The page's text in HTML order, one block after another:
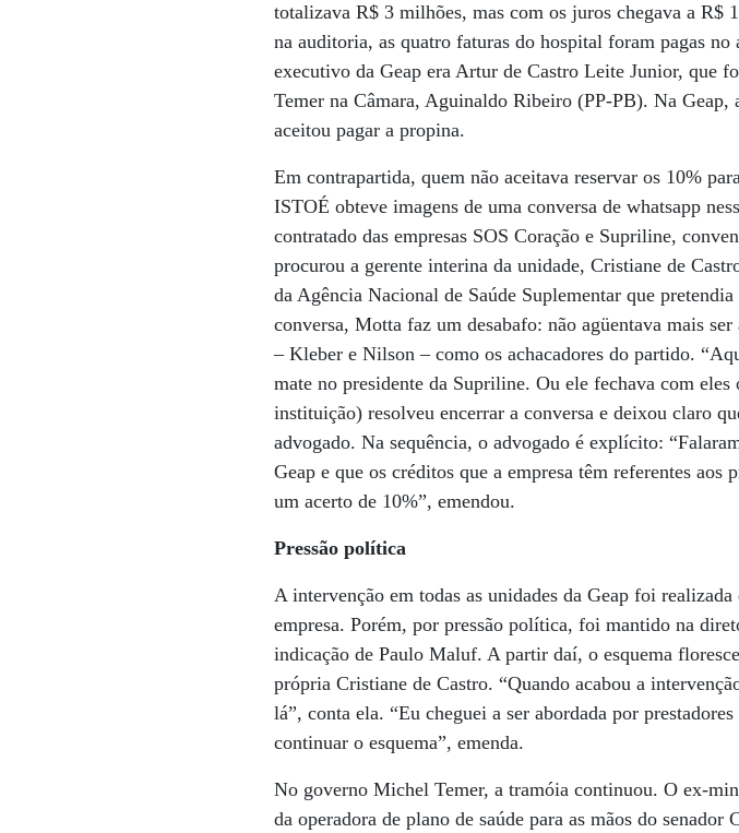
totalizava R$ 3 milhões, mas com os juros chegava a R$
na auditoria, as quatro faturas do hospital foram pagas
executivo da Geap era Artur de Castro Leite Junior, que
Temer na Câmara, Aguinaldo Ribeiro (PP-PB). Na
aceitou pagar a propina.
Em contrapartida, quem não aceitava reservar os 10%
ISTOÉ obteve imagens de uma conversa de whatsapp
contratado das empresas SOS Coração e Supriline,
procurou a gerente interina da unidade, Cristiane de
da Agência Nacional de Saúde Suplementar que
conversa, Motta faz um desabafo: não agüentava mais
– Kleber e Nilson – como os achacadores do partido.
mate no presidente da Supriline. Ou ele fechava com
instituição) resolveu encerrar a conversa e deixou claro
advogado. Na sequência, o advogado é explícito:
Geap e que os créditos que a empresa têm referentes
um acerto de 10%”, emendou.
Pressão política
A intervenção em todas as unidades da Geap foi
empresa. Porém, por pressão política, foi mantido na
indicação de Paulo Maluf. A partir daí, o esquema
própria Cristiane de Castro. “Quando acabou a
lá”, conta ela. “Eu cheguei a ser abordada por
continuar o esquema”, emenda.
No governo Michel Temer, a tramóia continuou. O ex-
da operadora de plano de saúde para as mãos do